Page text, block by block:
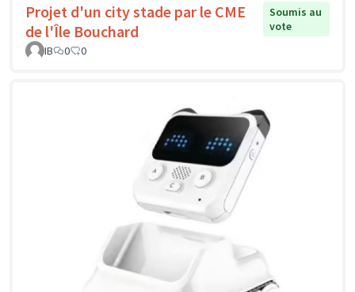
Projet d'un city stade par le CME
de l'Île Bouchard
Soumis au
vote
IB
0 0